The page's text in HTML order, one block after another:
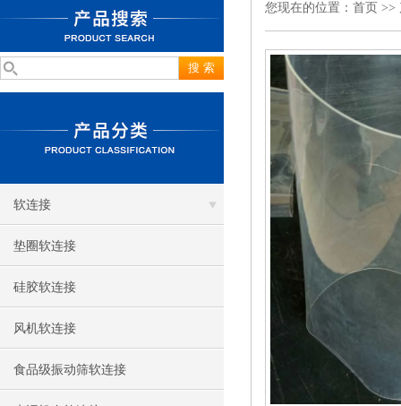
软连接
垫圈软连接
硅胶软连接
风机软连接
食品级振动筛软连接
您现在的位置： 首页 >>